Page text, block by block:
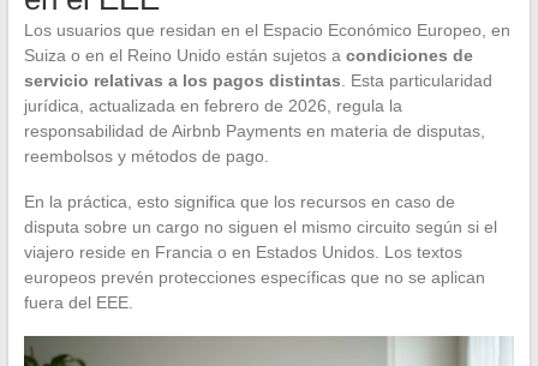
Los usuarios que residan en el Espacio Económico Europeo, en
Suiza o en el Reino Unido están sujetos a condiciones de
servicio relativas a los pagos distintas . Esta particularidad
jurídica, actualizada en febrero de 2026, regula la
responsabilidad de Airbnb Payments en materia de disputas,
reembolsos y métodos de pago.
En la práctica, esto significa que los recursos en caso de
disputa sobre un cargo no siguen el mismo circuito según si el
viajero reside en Francia o en Estados Unidos. Los textos
europeos prevén protecciones específicas que no se aplican
fuera del EEE.